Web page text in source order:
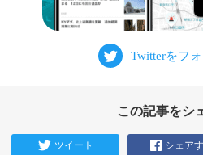
この記事をシ
ツイート シェア